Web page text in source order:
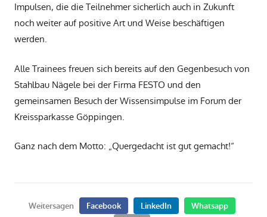
Impulsen, die die Teilnehmer sicherlich auch in Zukunft
noch weiter auf positive Art und Weise beschäftigen
werden.
Alle Trainees freuen sich bereits auf den Gegenbesuch von
Stahlbau Nägele bei der Firma FESTO und den
gemeinsamen Besuch der Wissensimpulse im Forum der
Kreissparkasse Göppingen.
Ganz nach dem Motto: „Quergedacht ist gut gemacht!“
Weitersagen Facebook LinkedIn
Whatsapp